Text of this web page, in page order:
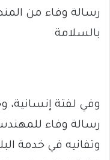
رسالة وفاء من
بالسلامة
وفي لفتة إنسانية،
رسالة وفاء
وتفانيه في خدمة